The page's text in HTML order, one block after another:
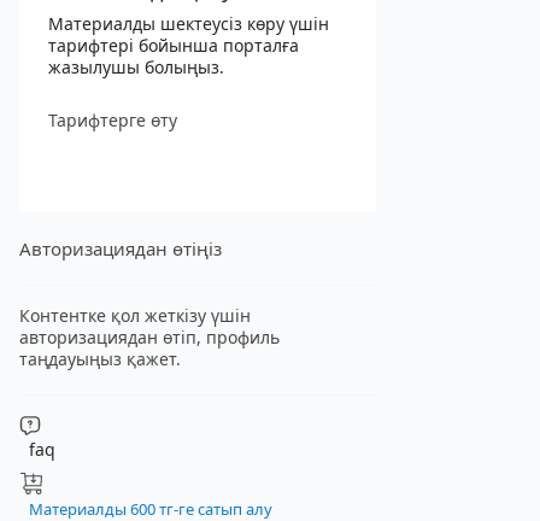
Материалды шектеусіз көру үшін
тарифтері бойынша порталға
жазылушы болыңыз.
Тарифтерге өту
Авторизациядан өтіңіз
Контентке қол жеткізу үшін
авторизациядан өтіп, профиль
таңдауыңыз қажет.
faq
Материалды 600 тг-ге сатып алу